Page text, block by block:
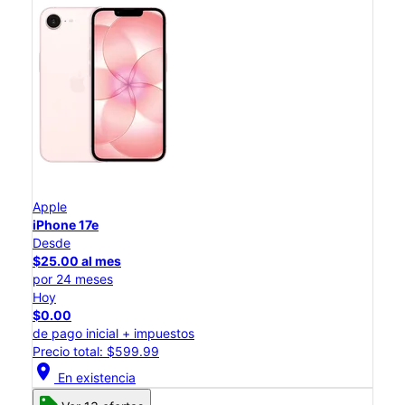
Apple
iPhone 17e
Desde
$25.00 al mes
por 24 meses
Hoy
$0.00
de pago inicial + impuestos
Precio total: $599.99
location_on En existencia